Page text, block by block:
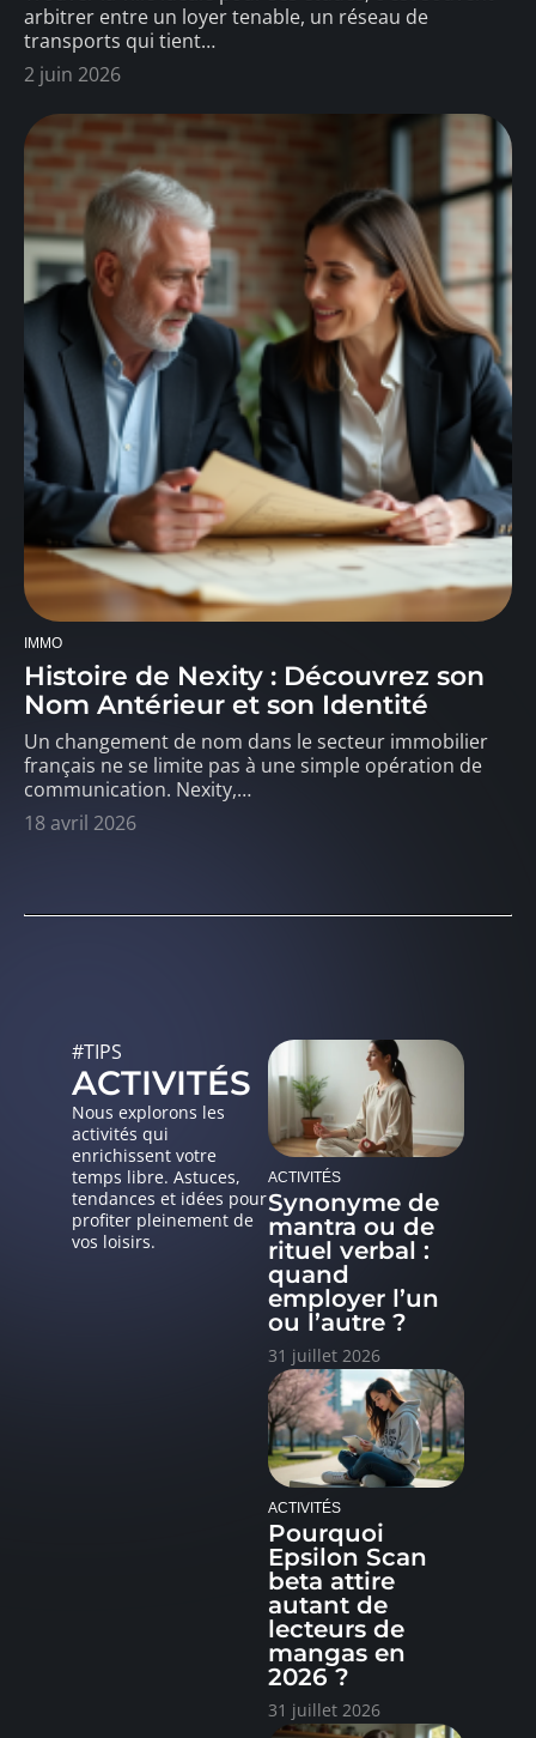
arbitrer entre un loyer tenable, un réseau de
transports qui tient…
2 juin 2026
IMMO
Histoire de Nexity : Découvrez son
Nom Antérieur et son Identité
Un changement de nom dans le secteur immobilier
français ne se limite pas à une simple opération de
communication. Nexity,…
18 avril 2026
#TIPS
ACTIVITÉS
Nous explorons les
activités qui
enrichissent votre
temps libre. Astuces,
tendances et idées pour
profiter pleinement de
vos loisirs.
ACTIVITÉS
Synonyme de
mantra ou de
rituel verbal :
quand
employer l’un
ou l’autre ?
31 juillet 2026
ACTIVITÉS
Pourquoi
Epsilon Scan
beta attire
autant de
lecteurs de
mangas en
2026 ?
31 juillet 2026